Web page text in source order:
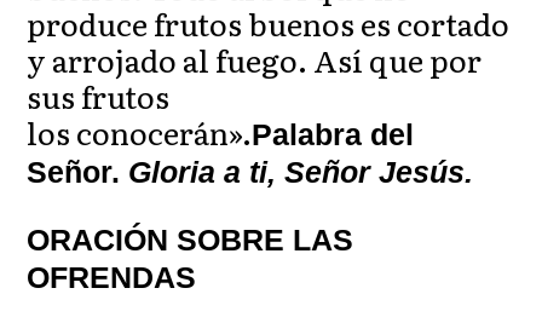
produce frutos buenos es cortado
y arrojado al fuego. Así que por
sus frutos
los conocerán».Palabra del
Señor. Gloria a ti, Señor Jesús.
ORACIÓN SOBRE LAS
OFRENDAS